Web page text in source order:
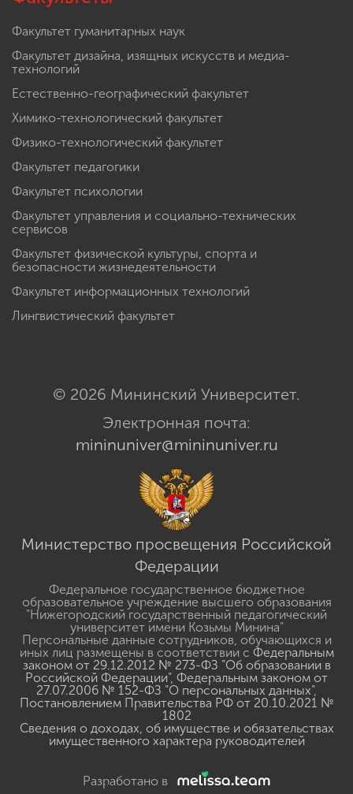
Факультет гуманитарных наук
Факультет дизайна, изящных искусств и медиа-
технологий
Естественно-географический факультет
Химико-технологический факультет
Физико-технологический факультет
Факультет педагогики
Факультет психологии
Факультет управления и социально-технических
сервисов
Факультет физической культуры, спорта и
безопасности жизнедеятельности
Факультет информационных технологий
Лингвистический факультет
© 2026 Мининский Университет.
Электронная почта:
mininuniver@mininuniver.ru
Министерство просвещения Российской
Федерации
Федеральное государственное бюджетное
образовательное учреждение высшего образования
"Нижегородский государственный педагогический
университет имени Козьмы Минина"
Персональные данные сотрудников, обучающихся и
иных лиц размещены в соответствии с Федеральным
законом от 29.12.2012 № 273-ФЗ "Об образовании в
Российской Федерации", Федеральным законом от
27.07.2006 № 152-ФЗ "О персональных данных",
Постановлением Правительства РФ от 20.10.2021 №
1802
Сведения о доходах, об имуществе и обязательствах
имущественного характера руководителей
Разработано в